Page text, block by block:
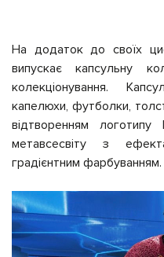
На додаток до своїх
випускає капсульну
колекціонування.
капелюхи, футболки,
відтворенням
метавсесвіту з
градієнтним фарбуванням.